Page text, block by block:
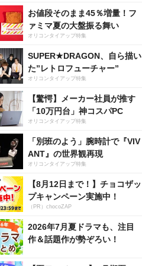
お値段そのまま45％増量！フ
ァミマ夏の大盤振る舞い
オリコンタイアップ特集
SUPER★DRAGON、自ら描い
た”レトロフューチャー”
オリコンタイアップ特集
【驚愕】メーカー社員が推す
「10万円台」神コスパPC
オリコンタイアップ特集
「別班のよう」腕時計で『VIV
ANT』の世界観再現
オリコンタイアップ特集
【8月12日まで！】チョコザッ
プキャンペーン実施中！
（PR）chocoZAP
2026年7月夏ドラマも、注目
作＆話題作が勢ぞろい！